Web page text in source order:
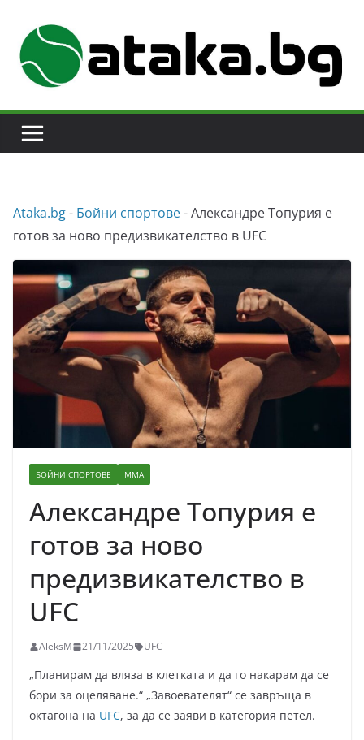
content
Аtaka.bg- Бойни спортове-Александре Топурия е
готов за ново предизвикателство в UFC
БОЙНИ СПОРТОВЕ ММА
Александре Топурия е
готов за ново
предизвикателство в
UFC
AleksM 21/11/2025 UFC
„Планирам да вляза в клетката и да го накарам да се
бори за оцеляване.“ „Завоевателят“ се завръща в
октагона на UFC, за да се заяви в категория петел.